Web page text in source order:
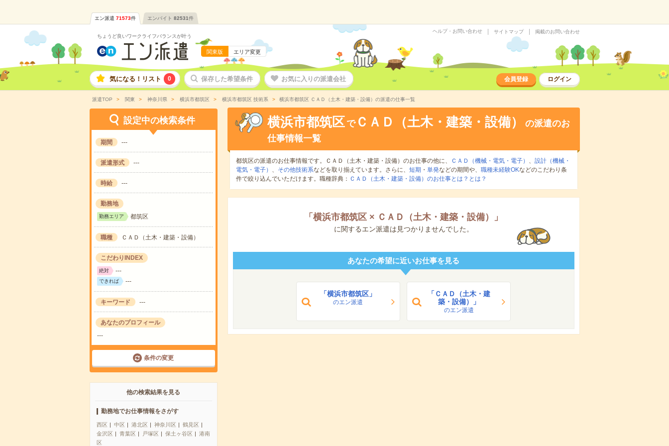
エン派遣 71573件 エンバイト 82531件
ちょうど良いワークライフバランスが叶う
関東版 エリア変更
ヘルプ・お問い合わせ サイトマップ 掲載のお問い合わせ
気になる！リスト 0 保存した希望条件 お気に入りの派遣会社 会員登録 ログイン
派遣TOP 関東 神奈川県 横浜市都筑区 横浜市都筑区 技術系 横浜市都筑区 ＣＡＤ（土木・建築・設備）の派遣の仕事一覧
設定中の検索条件
期間 ---
派遣形式 ---
時給 ---
勤務地
勤務エリア 都筑区
職種 ＣＡＤ（土木・建築・設備）
こだわりINDEX
絶対 ---
できれば ---
キーワード ---
あなたのプロフィール
---
条件の変更
他の検索結果を見る
勤務地でお仕事情報をさがす
西区 中区 港北区 神奈川区
鶴見区
金沢区
青葉区 戸塚区 保土ヶ谷区
港南
区
横浜市都筑区 でＣＡＤ（土木・建築・設備）
の派遣のお
仕事情報一覧
都筑区の派遣のお仕事情報です。ＣＡＤ（土木・建築・設備）のお仕事の他に、 ＣＡＤ（機械・電気・電子） 、 設計（機械・
電気・電子） 、 その他技術系などを取り揃えています。さらに、 短期 ・ 単発などの期間や、 職種未経験OKなどのこだわり条
件で絞り込んでいただけます。職種辞典： ＣＡＤ（土木・建築・設備）のお仕事とは？とは？
「 横浜市都筑区 × ＣＡＤ（土木・建築・設備） 」
に関するエン派遣は見つかりませんでした。
あなたの希望に近いお仕事を見る
「横浜市都筑区」
のエン派遣
「ＣＡＤ（土木・建
築・設備）」
のエン派遣